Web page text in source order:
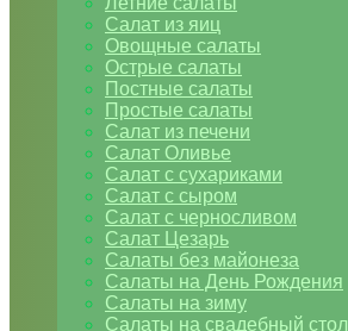
Салат из яиц
Овощные салаты
Острые салаты
Постные салаты
Простые салаты
Салат из печени
Салат Оливье
Салат с сухариками
Салат с сыром
Салат с черносливом
Салат Цезарь
Салаты без майонеза
Салаты на День Рождения
Салаты на зиму
Салаты на свадебный стол